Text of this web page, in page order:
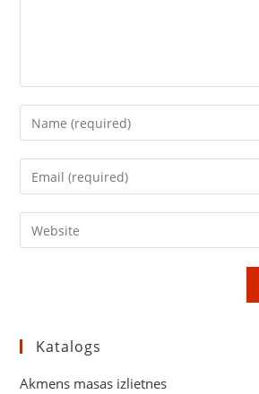
Enter
your
name
comment
Enter
your
email
address
Enter
your
Katalogs
Akmens masas izlietnes